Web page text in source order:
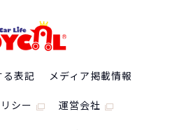
る表記 メディア掲載情報
シー 運営会社